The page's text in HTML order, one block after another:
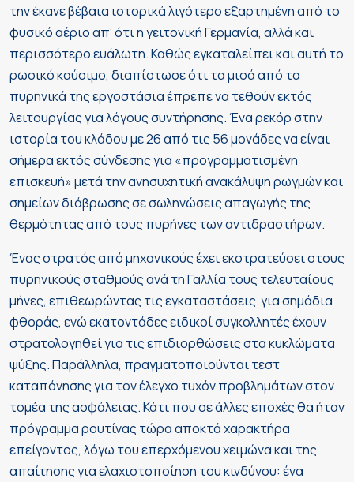
την έκανε βέβαια ιστορικά λιγότερο εξαρτημένη από το
φυσικό αέριο απ’ ότι η γειτονική Γερμανία, αλλά και
περισσότερο ευάλωτη. Καθώς εγκαταλείπει και αυτή το
ρωσικό καύσιμο, διαπίστωσε ότι τα μισά από τα
πυρηνικά της εργοστάσια έπρεπε να τεθούν εκτός
λειτουργίας για λόγους συντήρησης. Ένα ρεκόρ στην
ιστορία του κλάδου με 26 από τις 56 μονάδες να είναι
σήμερα εκτός σύνδεσης για «προγραμματισμένη
επισκευή» μετά την ανησυχητική ανακάλυψη ρωγμών και
σημείων διάβρωσης σε σωληνώσεις απαγωγής της
θερμότητας από τους πυρήνες των αντιδραστήρων.
Ένας στρατός από μηχανικούς έχει εκστρατεύσει στους
πυρηνικούς σταθμούς ανά τη Γαλλία τους τελευταίους
μήνες, επιθεωρώντας τις εγκαταστάσεις για σημάδια
φθοράς, ενώ εκατοντάδες ειδικοί συγκολλητές έχουν
στρατολογηθεί για τις επιδιορθώσεις στα κυκλώματα
ψύξης. Παράλληλα, πραγματοποιούνται τεστ
καταπόνησης για τον έλεγχο τυχόν προβλημάτων στον
τομέα της ασφάλειας. Κάτι που σε άλλες εποχές θα ήταν
πρόγραμμα ρουτίνας τώρα αποκτά χαρακτήρα
επείγοντος, λόγω του επερχόμενου χειμώνα και της
απαίτησης για ελαχιστοποίηση του κινδύνου: ένα